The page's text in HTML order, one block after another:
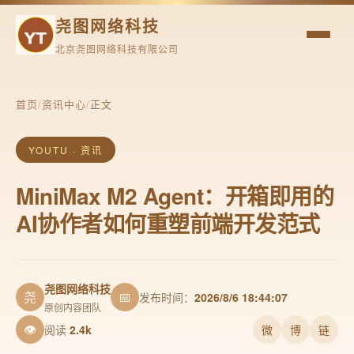
尧图网络科技
北京尧图网络科技有限公司
首页/资讯中心/正文
YOUTU · 资讯
MiniMax M2 Agent：开箱即用的
AI协作者如何重塑前端开发范式
尧 尧图网络科技
原创内容团队
📅 发布时间： 2026/8/6 18:44:07
👁 阅读 2.4k 微 博 链